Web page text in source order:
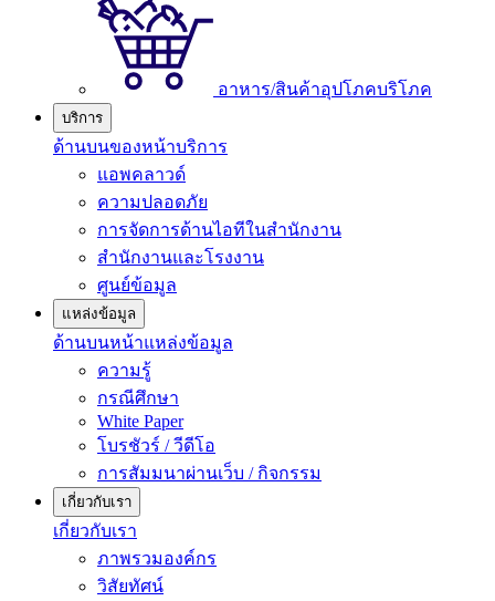
อาหาร/สินค้าอุปโภคบริโภค
บริการ
ด้านบนของหน้าบริการ
แอพคลาวด์
ความปลอดภัย
การจัดการด้านไอทีในสำนักงาน
สำนักงานและโรงงาน
ศูนย์ข้อมูล
แหล่งข้อมูล
ด้านบนหน้าแหล่งข้อมูล
ความรู้
กรณีศึกษา
White Paper
โบรชัวร์ / วีดีโอ
การสัมมนาผ่านเว็บ / กิจกรรม
เกี่ยวกับเรา
เกี่ยวกับเรา
ภาพรวมองค์กร
วิสัยทัศน์